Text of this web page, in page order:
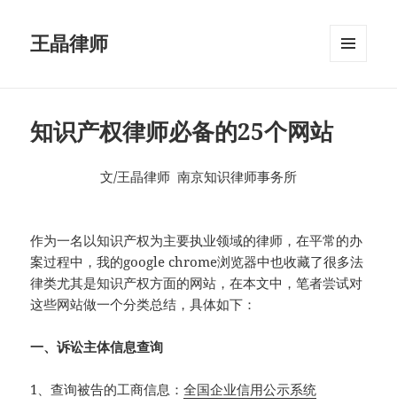
王晶律师
知识产权律师必备的25个网站
文/王晶律师 南京知识律师事务所
作为一名以知识产权为主要执业领域的律师，在平常的办
案过程中，我的google chrome浏览器中也收藏了很多法
律类尤其是知识产权方面的网站，在本文中，笔者尝试对
这些网站做一个分类总结，具体如下：
一、诉讼主体信息查询
1、查询被告的工商信息：全国企业信用公示系统